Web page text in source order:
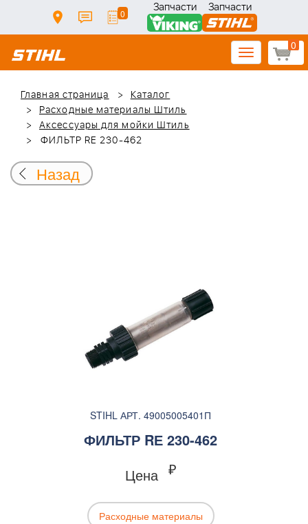
0 Запчасти Запчасти
0
Toggle
navigation
Главная страница
Каталог
Расходные материалы Штиль
Аксессуары для мойки Штиль
ФИЛЬТР RЕ 230-462
Назад
STIHL АРТ. 49005005401П
ФИЛЬТР RЕ 230-462
Цена ₽
Расходные материалы